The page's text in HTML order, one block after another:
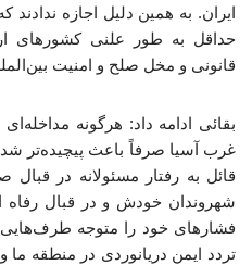
ایران. به همین دلیل اجازه
حداقل به طور علنی کشورهای
قانونی و مخل صلح و امنیت
بقائی ادامه داد: هرگونه
غرب آسیا صرفاً باعث پیچیده‌تر
قائل به رفتار مسئولانه در قبال
شهروندان خودش و در قبال
فشارهای خود را متوجه طرف‌هایی
تردد ایمن دریانوردی در منطقه ما